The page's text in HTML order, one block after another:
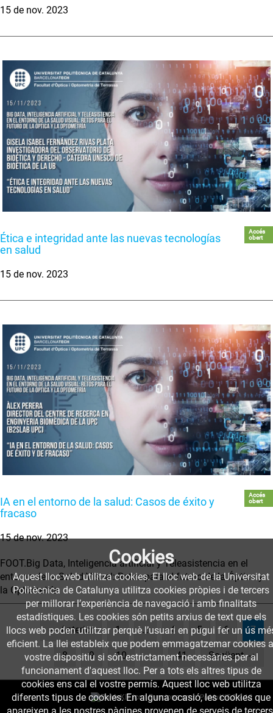
15 de nov. 2023
Ética e integridad ante las nuevas tecnologías
en salud
Accés
obert
15 de nov. 2023
IA en el entorno de la salud: Casos de éxito y
fracaso
Accés
obert
15 de nov. 2023
FOOT.Big Data, Inteligencia artificial y Teleasistencia en el
entorno de la Salud Visual: Retos para el futuro de la Óptica y
la Optometría
← Anterior 1 … 4 5 6 7
8 9 10 … 41 Següent →
Cookies
Aquest lloc web utilitza cookies. El lloc web de la Universitat
Politècnica de Catalunya utilitza cookies pròpies i de tercers
per millorar l’experiència de navegació i amb finalitats
estadístiques. Les cookies són petits arxius de text que els
llocs web poden utilitzar perquè l’usuari en pugui fer un ús
eficient. La llei estableix que podem emmagatzemar cookies
vostre dispositiu si són estrictament necessàries per al
funcionament d'aquest lloc. Per a tots els altres tipus de
cookies ens cal el vostre permís. Aquest lloc web utilitza
diferents tipus de cookies. En alguna ocasió, les cookies que
Funciona ambPuMuKIT 3.9.10